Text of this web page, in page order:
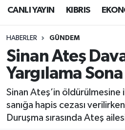
CANLI YAYIN KIBRIS
HABERLER GÜNDEM
Sinan Ateş
Yargılama
Sinan Ateş’in öldürülmesine
sanığa hapis cezası
Duruşma sırasında Ateş
EKONOMİ
MAGAZİN
SAĞLIK
SPOR
TEKNOLOJİ
Lefkoşa Trafik Yoğunluk
Süper Lig Puan Durumu
Tüm Manşetler
Son Dakika Haberleri
Haber Arşivi